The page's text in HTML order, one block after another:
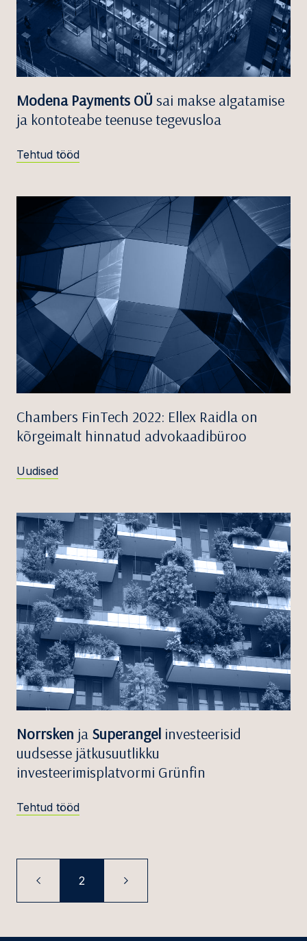
Modena Payments OÜ sai makse algatamise
ja kontoteabe teenuse tegevusloa
Tehtud tööd
Chambers FinTech 2022: Ellex Raidla on
kõrgeimalt hinnatud advokaadibüroo
Uudised
Norrsken ja Superangel investeerisid
uudsesse jätkusuutlikku
investeerimisplatvormi Grünfin
Tehtud tööd
2